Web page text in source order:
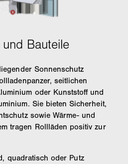
Sonnenschutz
seitlichen
oder Kunststoff und
Sie bieten Sicherheit,
sowie Wärme- und
tragen Rollläden positiv zur
quadratisch oder Putz